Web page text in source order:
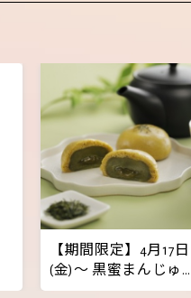
【期間限定】4月17日
(金)～ 黒蜜まんじゅう
シリーズに新茶の季